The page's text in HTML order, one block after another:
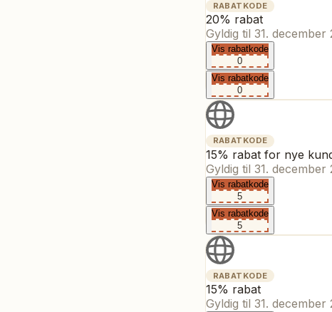
RABATKODE
20% rabat
Gyldig til 31. december
Vis rabatkode
0
Vis rabatkode
0
RABATKODE
15% rabat for nye
Gyldig til 31. december
Vis rabatkode
5
Vis rabatkode
5
RABATKODE
15% rabat
Gyldig til 31. december